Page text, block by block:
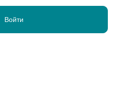
Войти